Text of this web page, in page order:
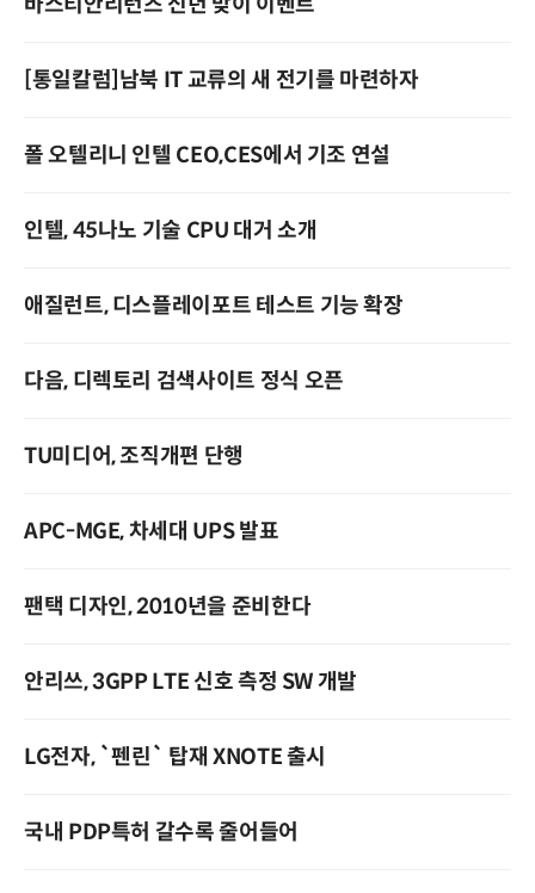
[통일칼럼]남북 IT 교류의 새 전기를 마련하자
폴 오텔리니 인텔 CEO,CES에서 기조 연설
인텔, 45나노 기술 CPU 대거 소개
애질런트, 디스플레이포트 테스트 기능 확장
다음, 디렉토리 검색사이트 정식 오픈
TU미디어, 조직개편 단행
APC-MGE, 차세대 UPS 발표
팬택 디자인, 2010년을 준비한다
안리쓰, 3GPP LTE 신호 측정 SW 개발
LG전자, `펜린` 탑재 XNOTE 출시
국내 PDP특허 갈수록 줄어들어